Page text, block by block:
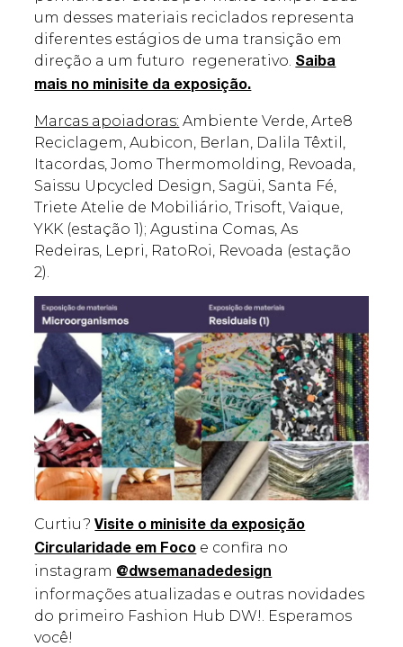
um desses materiais reciclados representa
diferentes estágios de uma transição em
direção a um futuro regenerativo. Saiba
mais no minisite da exposição.
Marcas apoiadoras: Ambiente Verde, Arte8
Reciclagem, Aubicon, Berlan, Dalila Têxtil,
Itacordas, Jomo Thermomolding, Revoada,
Saissu Upcycled Design, Sagüi, Santa Fé,
Triete Atelie de Mobiliário, Trisoft, Vaique,
YKK (estação 1); Agustina Comas, As
Redeiras, Lepri, RatoRoi, Revoada (estação
2).
Curtiu?Visite o minisite da exposição
Circularidade em Foco e confira no
instagram @dwsemanadedesign
informações atualizadas e outras novidades
do primeiro Fashion Hub DW!. Esperamos
você!